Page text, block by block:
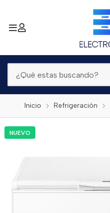
Inicio Refrigeración
NUEVO